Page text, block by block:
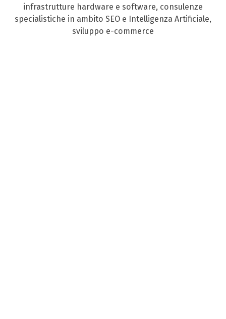
infrastrutture hardware e software, consulenze
specialistiche in ambito SEO e Intelligenza Artificiale,
sviluppo e-commerce